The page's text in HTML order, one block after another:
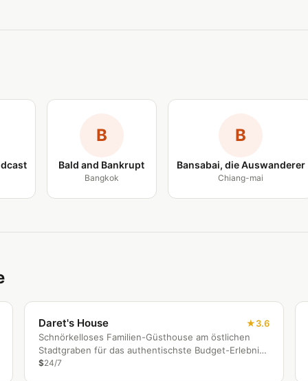
B
Bald and Bankrupt
Bangkok
B
Bansabai, die Auswanderer
Chiang-mai
Daret's House
3.6
Schnörkelloses Familien-Güsthouse am östlichen
Stadtgraben für das authentischste Budget-Erlebnis
in Chiang Mai.
$24/7